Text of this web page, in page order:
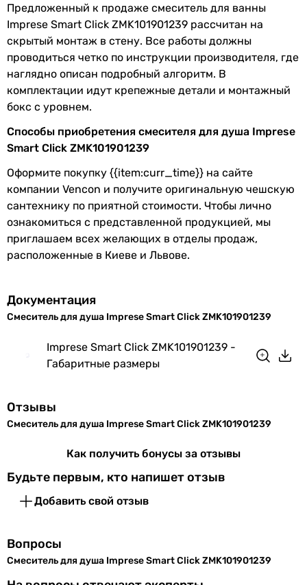
термостат
однорычажный
однорычажный
однорычажный
однорычажный
однорычажный
Тип излива
без излива
без излива
без излива
без излива
без излива
без излива
без излива
без излива
Оснащение
без лейки (ручного душа)
без лейки (ручного душа)
без лейки (ручного душа)
Особенности смесителя
картриджный смеситель
картриджный смеситель
картриджный смеситель
Предложенный к продаже смеситель для ванны
Imprese Smart Click ZMK101901239 рассчитан на
скрытый монтаж в стену. Все работы должны
проводиться четко по инструкции производителя, где
наглядно описан подробный алгоритм. В
комплектации идут крепежные детали и монтажный
бокс с уровнем.
Способы приобретения смесителя для душа Imprese
Smart Click ZMK101901239
Оформите покупку {{item:curr_time}} на сайте
компании Vencon и получите оригинальную чешскую
сантехнику по приятной стоимости. Чтобы лично
ознакомиться с представленной продукцией, мы
приглашаем всех желающих в отделы продаж,
расположенные в Киеве и Львове.
Документация
Смеситель для душа Imprese Smart Click ZMK101901239
Imprese Smart Click ZMK101901239 -
Габаритные размеры
Отзывы
Смеситель для душа Imprese Smart Click ZMK101901239
Как получить бонусы за отзывы
Будьте первым, кто напишет отзыв
Добавить свой отзыв
Вопросы
Смеситель для душа Imprese Smart Click ZMK101901239